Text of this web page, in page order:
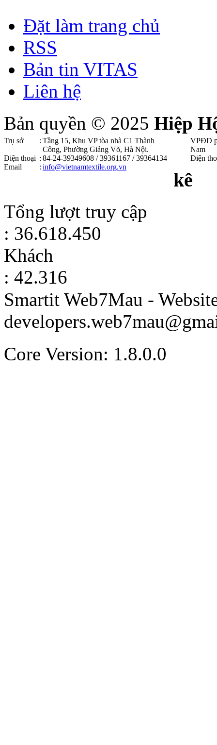
Đặt làm trang chủ
RSS
Bản tin VITAS
Liên hệ
Bản quyền © 2025 Hiệp
Trụ sở : Tầng 15, Khu VP tòa nhà C1 Thành
Công, Phường Giảng Võ, Hà Nội .
Điện thoại : 84-24-39349608 / 39361167 / 39364134
Email
: info@vietnamtextile.org.vn
VPĐD
Nam
Điện
kê
Tổng lượt truy cập
: 36.618.450
Khách
: 42.316
Smartit Web7Mau -
Core Version: 1.8.0.0